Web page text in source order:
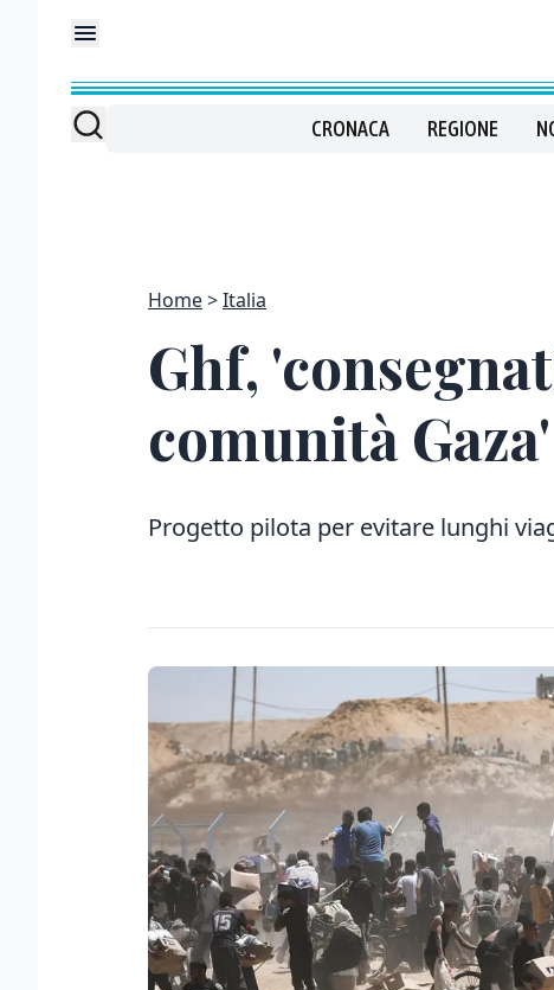
CRONACA REGIONE
Home Italia
Ghf,
comunità Gaza'
Progetto pilota per evitare lunghi